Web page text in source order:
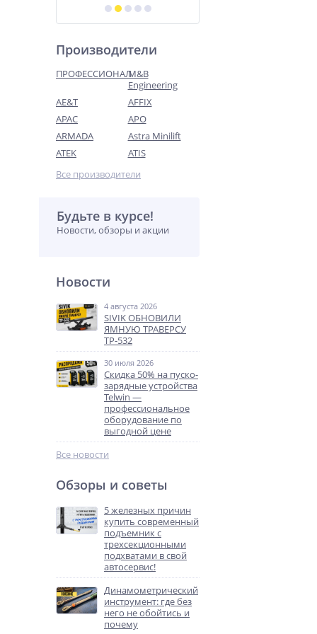
Производители
ПРОФЕССИОНАЛM&B
Engineering
AE&T
AFFIX
APAC
APO
ARMADA
Astra Minilift
ATEK
ATIS
Все производители
Будьте в курсе!
Новости, обзоры и акции
Новости
4 августа 2026
SIVIK ОБНОВИЛИ
ЯМНУЮ ТРАВЕРСУ
ТР-532
30 июля 2026
Скидка 50% на пуско-
зарядные устройства
Telwin —
профессиональное
оборудование по
выгодной цене
Все новости
Обзоры и советы
5 железных причин
купить современный
подъемник с
трехсекционными
подхватами в свой
автосервис!
Динамометрический
инструмент: где без
него не обойтись и
почему